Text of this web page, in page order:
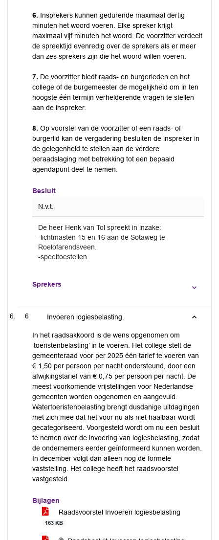
6. Insprekers kunnen gedurende maximaal dertig
minuten het woord voeren. Elke spreker krijgt
maximaal vijf minuten het woord. De voorzitter verdeelt
de spreektijd evenredig over de sprekers als er meer
dan zes sprekers zijn die het woord willen voeren.
7. De voorzitter biedt raads- en burgerleden en het
college of de burgemeester de mogelijkheid om in ten
hoogste één termijn verhelderende vragen te stellen
aan de inspreker.
8. Op voorstel van de voorzitter of een raads- of
burgerlid kan de vergadering besluiten de inspreker in
de gelegenheid te stellen aan de verdere
beraadslaging met betrekking tot een bepaald
agendapunt deel te nemen.
Besluit
N.v.t.
De heer Henk van Tol spreekt in inzake:
-lichtmasten 15 en 16 aan de Sotaweg te
Roelofarendsveen.
-speeltoestellen.
Sprekers
6 Invoeren logiesbelasting.
In het raadsakkoord is de wens opgenomen om
‘toeristenbelasting’ in te voeren. Het college stelt de
gemeenteraad voor per 2025 één tarief te voeren van
€ 1,50 per persoon per nacht ondersteund, door een
afwijkingstarief van € 0,75 per persoon per nacht. De
meest voorkomende vrijstellingen voor Nederlandse
gemeenten worden opgenomen en aangevuld.
Watertoeristenbelasting brengt dusdanige uitdagingen
met zich mee dat het voor nu als niet haalbaar wordt
gecategoriseerd. Voorgesteld wordt om nu een besluit
te nemen over de invoering van logiesbelasting, zodat
de ondernemers eerder geïnformeerd kunnen worden.
In december volgt dan alleen nog de formele
vaststelling. Het college heeft het raadsvoorstel
vastgesteld.
Bijlagen
Raadsvoorstel Invoeren logiesbelasting
163 KB